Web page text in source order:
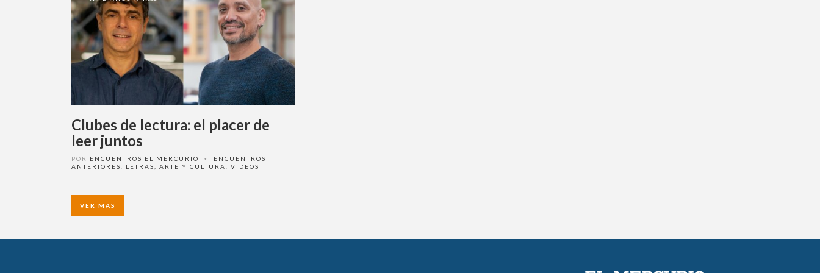
Clubes de lectura: el placer de
leer juntos
PORENCUENTROS EL MERCURIO •
ENCUENTROS
ANTERIORES, LETRAS, ARTE Y CULTURA, VIDEOS
VER MAS
Ingrese acá
¿Olvidó su contraseña?